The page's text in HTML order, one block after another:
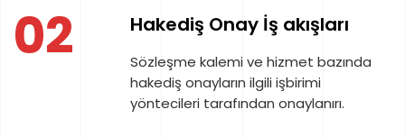
03 İzlenebilir ve Kontrollü
Destekleyici belgelerin takibi ve
sözleşeme genelinde toplam
hakediş ve siparişlerin toplu